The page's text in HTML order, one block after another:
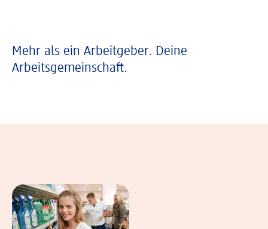
Mehr als ein Arbeitgeber. Deine
Arbeitsgemeinschaft.
Eindrücke aus dem Arbeitsalltag